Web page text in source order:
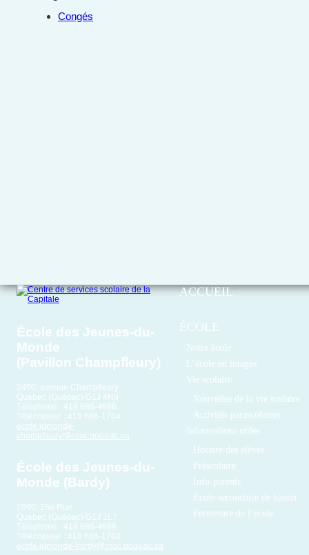
Congés
École des Jeunes-du-
Monde
(Pavillon Champfleury)
2490, avenue Champfleury
Québec (Québec) G1J 4N9
Téléphone : 418 686-4686
Télécopieur : 418 666-1704
ecole.jdmonde-
champfleury@cssc.gouv.qc.ca
École des Jeunes-du-
Monde (Bardy)
1990, 25e Rue
Québec (Québec) G1J 1L7
Téléphone : 418 686-4688
Télécopieur : 418 666-1700
ecole.jdmonde-bardy@cssc.gouv.qc.ca
ACCUEIL
ÉCOLE
Notre école
L’école en images
Vie scolaire
Nouvelles de la vie scolaire
Activités parascolaires
Informations utiles
Horaire des élèves
Préscolaire
Info-parents
École secondaire de bassin
Fermeture de l’école